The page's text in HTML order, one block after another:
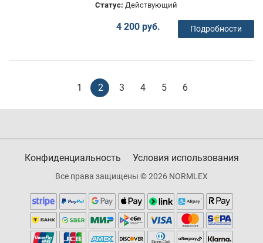
Статус: Действующий
4 200 руб. Подробности
1 2 3 4 5 6
Конфиденциальность Условия использования
Все права защищены © 2026 NORMLEX